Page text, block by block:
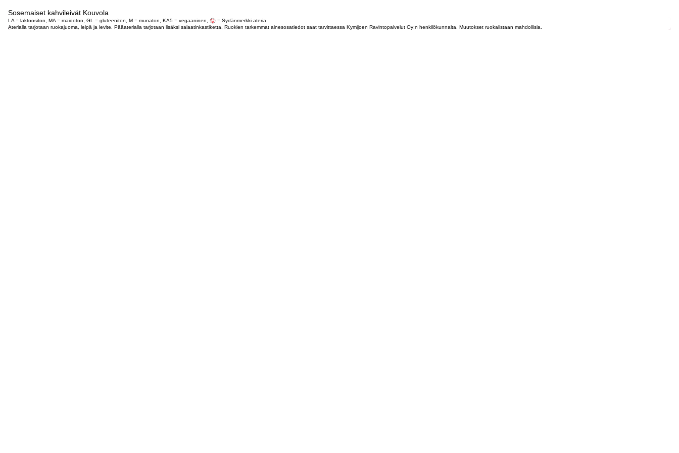
Sosemaiset kahvileivät Kouvola
LA = laktoositon, MA = maidoton, GL = gluteeniton, M = munaton, KA5 = vegaaninen,
= Sydänmerkki-ateria
Aterialla tarjotaan ruokajuoma, leipä ja levite. Pääaterialla tarjotaan lisäksi salaatinkastiketta. Ruokien tarkemmat ainesosatiedot saat tarvittaessa Kymijoen Ravintopalvelut Oy:n henkilökunnalta. Muutokset ruokalistaan mahdollisia.